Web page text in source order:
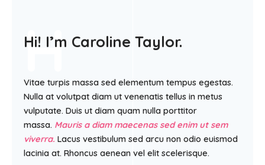
H
H
Hi! I’m Caroline Taylor.
Vitae turpis massa sed elementum tempus egestas.
Nulla at volutpat diam ut venenatis tellus in metus
vulputate. Duis ut diam quam nulla porttitor
massa. Mauris a diam maecenas sed enim ut sem
viverra. Lacus vestibulum sed arcu non odio euismod
lacinia at. Rhoncus aenean vel elit scelerisque.